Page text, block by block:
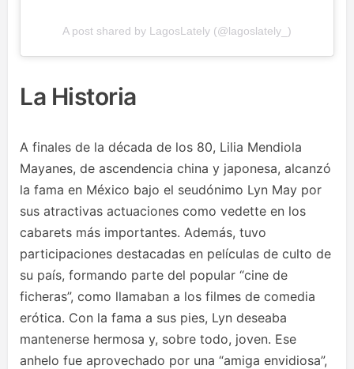
A post shared by LagosLately (@lagoslately_)
La Historia
A finales de la década de los 80, Lilia Mendiola
Mayanes, de ascendencia china y japonesa, alcanzó
la fama en México bajo el seudónimo Lyn May por
sus atractivas actuaciones como vedette en los
cabarets más importantes. Además, tuvo
participaciones destacadas en películas de culto de
su país, formando parte del popular “cine de
ficheras”, como llamaban a los filmes de comedia
erótica. Con la fama a sus pies, Lyn deseaba
mantenerse hermosa y, sobre todo, joven. Ese
anhelo fue aprovechado por una “amiga envidiosa”,